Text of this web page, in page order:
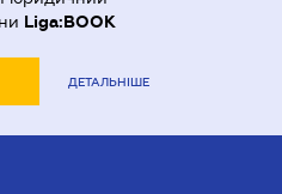
Liga:BOOK
ДЕТАЛЬНІШЕ